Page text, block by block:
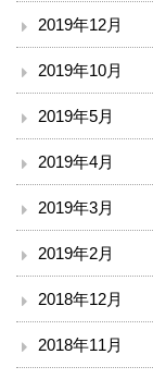
2019年12月
2019年10月
2019年5月
2019年4月
2019年3月
2019年2月
2018年12月
2018年11月